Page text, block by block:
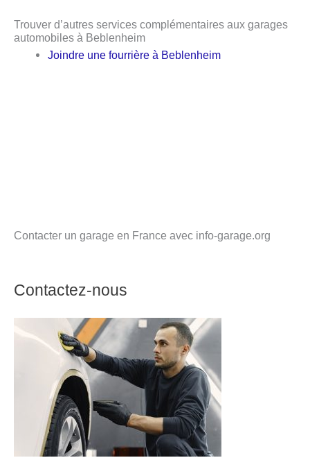
Trouver d’autres services complémentaires aux garages
automobiles à Beblenheim
Joindre une fourrière à Beblenheim
Contacter un garage en France avec info-garage.org
Contactez-nous